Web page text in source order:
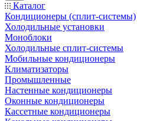
Каталог
Кондиционеры (сплит-системы)
Холодильные установки
Моноблоки
Холодильные сплит-системы
Мобильные кондиционеры
Климатизаторы
Промышленные
Настенные кондиционеры
Оконные кондиционеры
Кассетные кондиционеры